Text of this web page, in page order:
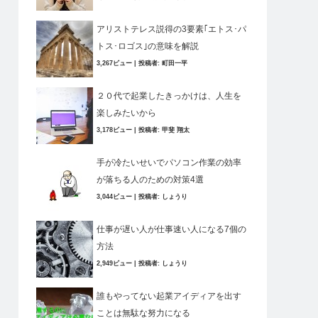
アリストテレス説得の3要素｢エトス･パ
トス･ロゴス｣の意味を解説
3,267ビュー 投稿者: 町田一平
２０代で起業したきっかけは、人生を
楽しみたいから
3,178ビュー 投稿者: 甲斐 翔太
手が冷たいせいでパソコン作業の効率
が落ちる人のための対策4選
3,044ビュー 投稿者: しょうり
仕事が遅い人が仕事速い人になる7個の
方法
2,949ビュー 投稿者: しょうり
誰もやってない起業アイディアを出す
ことは無駄な努力になる